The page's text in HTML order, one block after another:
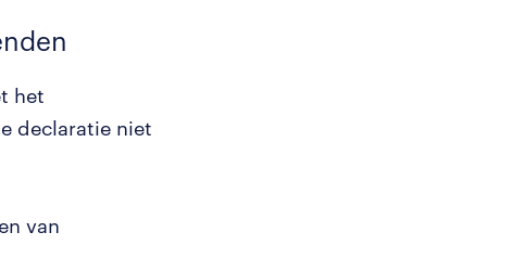
het
declaratie niet
van